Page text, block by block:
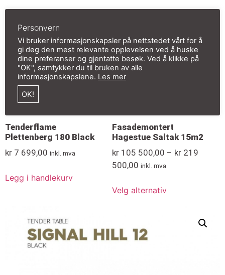
Tenderflame
Plettenberg 180 Black
kr 7 699,00 inkl. mva
Legg i handlekurv
Fasademontert
Hagestue Saltak 15m2
kr105 500,00 – kr219
500,00 inkl. mva
Velg alternativ
Personvern
Vi bruker informasjonskapsler på nettstedet vårt for å
gi deg den mest relevante opplevelsen ved å huske
dine preferanser og gjentatte besøk. Ved å klikke på
"OK", samtykker du til bruken av alle
informasjonskapslene. Les mer
OK!